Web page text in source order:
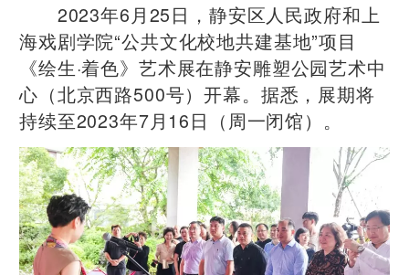
2023年6月25日，静安区人民政府和上
海戏剧学院“公共文化校地共建基地”项目
《绘生·着色》艺术展在静安雕塑公园艺术中
心（北京西路500号）开幕。据悉，展期将
持续至2023年7月16日（周一闭馆）。